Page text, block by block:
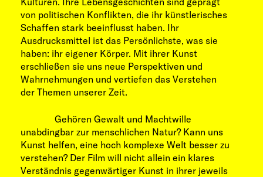
von politischen Konflikten, die ihr künstlerisches
Schaffen stark beeinflusst haben. Ihr
Ausdrucksmittel ist das Persönlichste, was sie
haben: ihr eigener Körper. Mit ihrer Kunst
erschließen sie uns neue Perspektiven und
Wahrnehmungen und vertiefen das Verstehen
der Themen unserer Zeit.
Gehören Gewalt und Machtwille
unabdingbar zur menschlichen Natur? Kann uns
Kunst helfen, eine hoch komplexe Welt besser zu
verstehen? Der Film will nicht allein ein klares
Verständnis gegenwärtiger Kunst in ihrer jeweils